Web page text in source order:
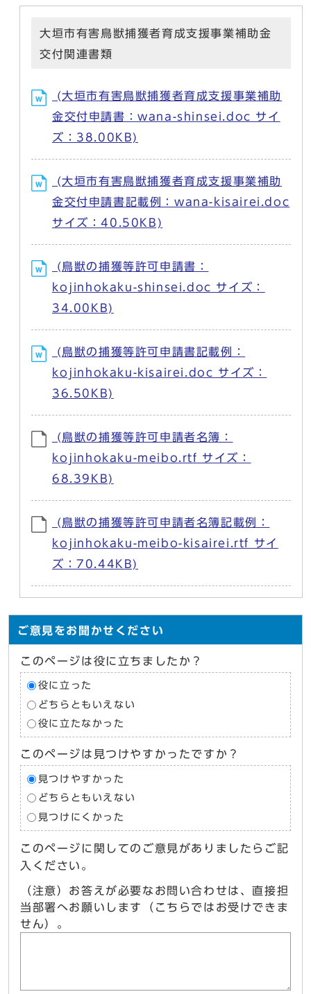
大垣市有害鳥獣捕獲者育成支援事業補助金
交付関連書類
(大垣市有害鳥獣捕獲者育成支援事業補助
金交付申請書：wana-shinsei.doc サイ
ズ：38.00KB)
(大垣市有害鳥獣捕獲者育成支援事業補助
金交付申請書記載例：wana-kisairei.doc
サイズ：40.50KB)
(鳥獣の捕獲等許可申請書：
kojinhokaku-shinsei.doc サイズ：
34.00KB)
(鳥獣の捕獲等許可申請書記載例：
kojinhokaku-kisairei.doc サイズ：
36.50KB)
(鳥獣の捕獲等許可申請者名簿：
kojinhokaku-meibo.rtf サイズ：
68.39KB)
(鳥獣の捕獲等許可申請者名簿記載例：
kojinhokaku-meibo-kisairei.rtf サイ
ズ：70.44KB)
ご意見をお聞かせください
このページは役に立ちましたか？
役に立った
どちらともいえない
役に立たなかった
このページは見つけやすかったですか？
見つけやすかった
どちらともいえない
見つけにくかった
このページに関してのご意見がありましたらご記
入ください。
（注意）お答えが必要なお問い合わせは、直接担
当部署へお願いします（こちらではお受けできま
せん）。